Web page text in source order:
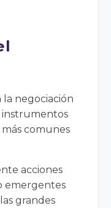
la negociación
instrumentos
comunes
acciones
emergentes
grandes